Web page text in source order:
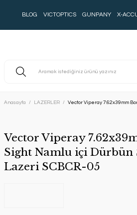
BLOG VICTOPTICS GUNPANY X-
Anasayfa LAZERLER Vector Viperay 7.62x39mm
Vector Viperay
Sight Namlu içi Dürbün
Lazeri SCBCR-05